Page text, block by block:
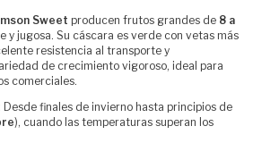
Sweet producen frutos grandes de 8 a
y jugosa. Su cáscara es verde con vetas más
resistencia al transporte y
de crecimiento vigoroso, ideal para
comerciales.
: Desde finales de invierno hasta principios de
), cuando las temperaturas superan los